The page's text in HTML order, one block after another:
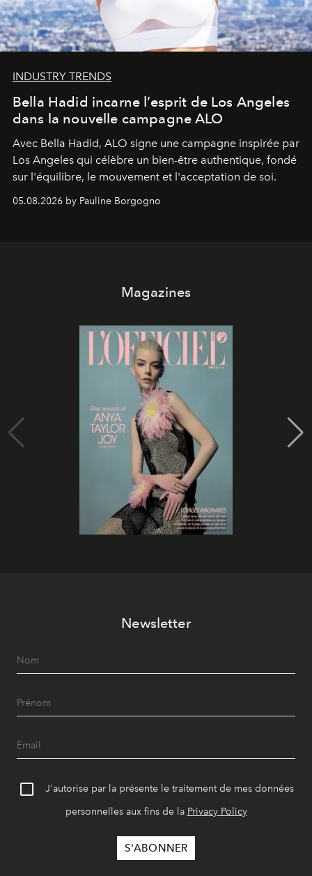
INDUSTRY TRENDS
Bella Hadid incarne l’esprit de Los Angeles
dans la nouvelle campagne ALO
Avec Bella Hadid, ALO signe une campagne inspirée par
Los Angeles qui célèbre un bien-être authentique, fondé
sur l'équilibre, le mouvement et l'acceptation de soi.
05.08.2026 by Pauline Borgogno
Magazines
Newsletter
J'autorise par la présente le traitement de mes données
personnelles aux fins de la Privacy Policy